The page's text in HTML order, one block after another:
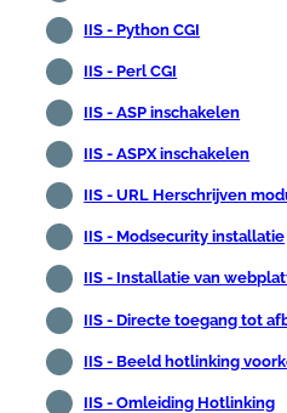
IIS - Python CGI
IIS - Perl CGI
IIS - ASP inschakelen
IIS - ASPX inschakelen
IIS - URL Herschrijven
IIS - Modsecurity installatie
IIS - Installatie van
IIS - Directe toegang tot
IIS - Beeld hotlinking
IIS - Omleiding Hotlinking